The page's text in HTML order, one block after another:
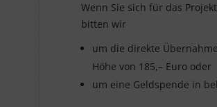
Wenn Sie sich für das
bitten wir
um die direkte
Höhe von 185,– Euro oder
um eine Geldspende in